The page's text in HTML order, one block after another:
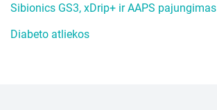
Sibionics GS3, xDrip+ ir AAPS pajungimas
Diabeto atliekos